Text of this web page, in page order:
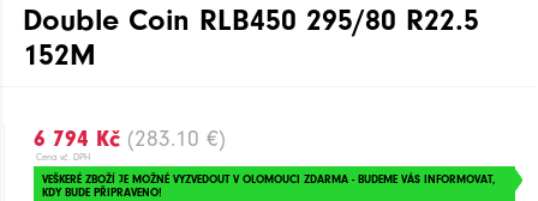
Double Coin RLB450 295/80 R22.5
152M
6 794 Kč (283.10 €)
Cena vč. DPH
VEŠKERÉ ZBOŽÍ JE MOŽNÉ VYZVEDOUT V OLOMOUCI ZDARMA - BUDEME VÁS INFORMOVAT,
KDY BUDE PŘIPRAVENO!